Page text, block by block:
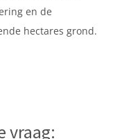
en de
hectares grond.
vraag: